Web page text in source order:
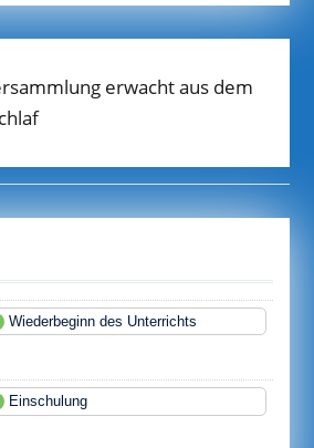
erwacht aus dem
Wiederbeginn des Unterrichts
Einschulung